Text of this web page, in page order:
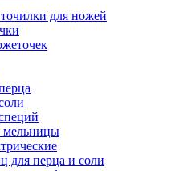
для ножей
мельницы
для перца и соли